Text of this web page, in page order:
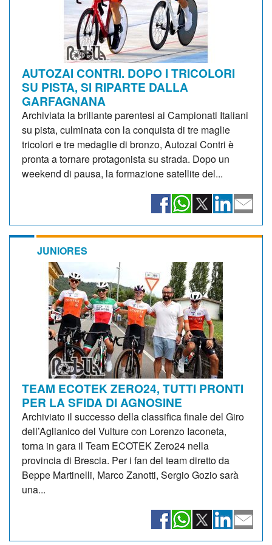
AUTOZAI CONTRI. DOPO I TRICOLORI
SU PISTA, SI RIPARTE DALLA
GARFAGNANA
Archiviata la brillante parentesi ai Campionati Italiani
su pista, culminata con la conquista di tre maglie
tricolori e tre medaglie di bronzo, Autozai Contri è
pronta a tornare protagonista su strada. Dopo un
weekend di pausa, la formazione satellite del...
JUNIORES
TEAM ECOTEK ZERO24, TUTTI PRONTI
PER LA SFIDA DI AGNOSINE
Archiviato il successo della classifica finale del Giro
dell’Aglianico del Vulture con Lorenzo Iaconeta,
torna in gara il Team ECOTEK Zero24 nella
provincia di Brescia. Per i fan del team diretto da
Beppe Martinelli, Marco Zanotti, Sergio Gozio sarà
una...